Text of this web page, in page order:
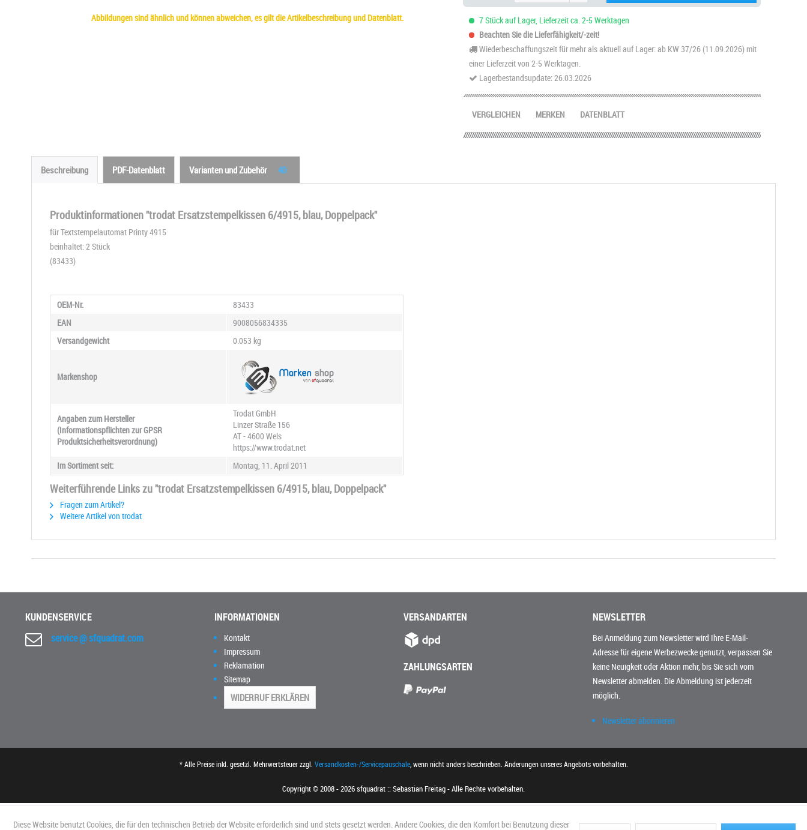
Abbildungen sind ähnlich und können abweichen, es gilt die Artikelbeschreibung und Datenblatt.
7 Stück auf Lager, Lieferzeit ca. 2-5 Werktagen
Beachten Sie die Lieferfähigkeit/-zeit!
Wiederbeschaffungszeit für mehr als aktuell auf Lager: ab KW 37/26 (11.09.2026) mit
einer Lieferzeit von 2-5 Werktagen.
Lagerbestandsupdate: 26.03.2026
DATENBLATT
VERGLEICHEN MERKEN
Beschreibung PDF-Datenblatt Varianten und Zubehör 40
Produktinformationen "trodat Ersatzstempelkissen 6/4915, blau, Doppelpack"
für Textstempelautomat Printy 4915
beinhaltet: 2 Stück
(83433)
OEM-Nr.
83433
EAN
9008056834335
Versandgewicht
0.053 kg
Markenshop
Angaben zum Hersteller
(Informationspflichten zur GPSR
Produktsicherheitsverordnung)
Trodat GmbH
Linzer Straße 156
AT - 4600 Wels
https://www.trodat.net
Im Sortiment seit:
Montag, 11. April 2011
Weiterführende Links zu "trodat Ersatzstempelkissen 6/4915, blau, Doppelpack"
Fragen zum Artikel?
Weitere Artikel von trodat
KUNDENSERVICE
service @ sfquadrat.com
INFORMATIONEN
Kontakt
Impressum
Reklamation
Sitemap
WIDERRUF ERKLÄREN
VERSANDARTEN
ZAHLUNGSARTEN
NEWSLETTER
Bei Anmeldung zum Newsletter wird Ihre E-Mail-
Adresse für eigene Werbezwecke genutzt, verpassen Sie
keine Neuigkeit oder Aktion mehr, bis Sie sich vom
Newsletter abmelden. Die Abmeldung ist jederzeit
möglich.
Newsletter abonnieren
* Alle Preise inkl. gesetzl. Mehrwertsteuer zzgl. Versandkosten-/Servicepauschale, wenn nicht anders beschrieben. Änderungen unseres Angebots vorbehalten.
Copyright © 2008 - 2026 sfquadrat :: Sebastian Freitag - Alle Rechte vorbehalten.
Diese Website benutzt Cookies, die für den technischen Betrieb der Website erforderlich sind und stets gesetzt werden. Andere Cookies, die den Komfort bei Benutzung dieser